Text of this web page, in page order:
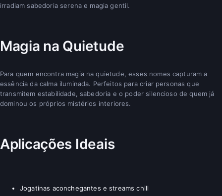
irradiam sabedoria serena e magia gentil.
Magia na Quietude
Para quem encontra magia na quietude, esses nomes capturam a
essência da calma iluminada. Perfeitos para criar personas que
transmitem estabilidade, sabedoria e o poder silencioso de quem já
dominou os próprios mistérios interiores.
Aplicações Ideais
Jogatinas aconchegantes e streams chill